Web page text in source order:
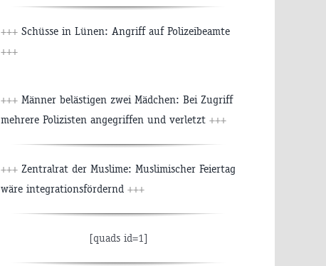
+++ Schüsse in Lünen: Angriff auf Polizeibeamte
+++
+++ Männer belästigen zwei Mädchen: Bei Zugriff
mehrere Polizisten angegriffen und verletzt +++
+++ Zentralrat der Muslime: Muslimischer Feiertag
wäre integrationsfördernd +++
[quads id=1]